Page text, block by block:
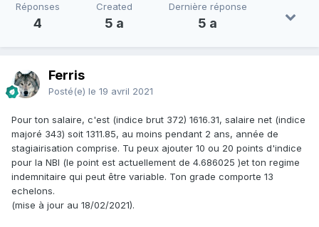
Réponses
4
Created
5 a
Dernière réponse
5 a
Ferris
Posté(e) le 19 avril 2021
Pour ton salaire, c'est (indice brut 372) 1616.31, salaire net (indice
majoré 343) soit 1311.85, au moins pendant 2 ans, année de
stagiairisation comprise. Tu peux ajouter 10 ou 20 points d'indice
pour la NBI (le point est actuellement de 4.686025 )et ton regime
indemnitaire qui peut être variable. Ton grade comporte 13
echelons.
(mise à jour au 18/02/2021).